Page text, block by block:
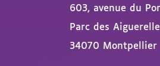
603, avenue du
Parc des
34070 Montpellier